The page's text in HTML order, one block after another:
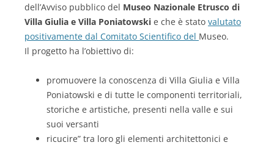
dell’Avviso pubblico del Museo Nazionale Etrusco di
Villa Giulia e Villa Poniatowski e che è stato valutato
positivamente dal Comitato Scientifico del Museo.
Il progetto ha l’obiettivo di:
promuovere la conoscenza di Villa Giulia e Villa
Poniatowski e di tutte le componenti territoriali,
storiche e artistiche, presenti nella valle e sui
suoi versanti
ricucire” tra loro gli elementi architettonici e